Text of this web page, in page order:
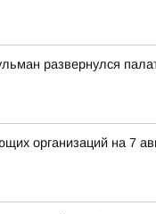
развернулся
организаций на 7